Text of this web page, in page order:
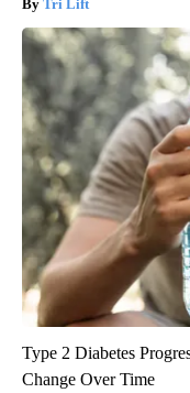
Tri Lift
Type 2 Diabetes
Change Over Time